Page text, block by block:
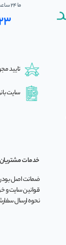
ما 24 ساعت شبانه‌روز در کنار شما هستیم
تایید
سایت
خدمات مشتریان
ضمانت اصل
قوانین سایت و
نحوه ارسال